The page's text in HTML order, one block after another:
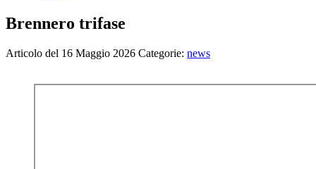
Brennero trifase
Articolo del 16 Maggio 2026 Categorie: news